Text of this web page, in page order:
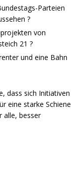
Parteien
?
von
21 ?
und eine Bahn
dass sich Initiativen
eine starke Schiene
alle, besser